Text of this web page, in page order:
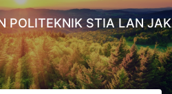
POLITEKNIK STIA LAN